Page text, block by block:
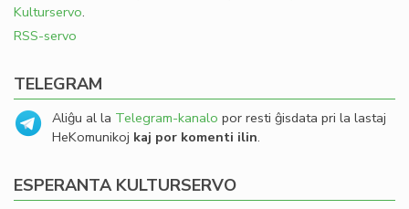
Kulturservo.
RSS-servo
TELEGRAM
Aliĝu al la Telegram-kanalo por resti ĝisdata pri la lastaj
HeKomunikoj kaj por komenti ilin.
ESPERANTA KULTURSERVO